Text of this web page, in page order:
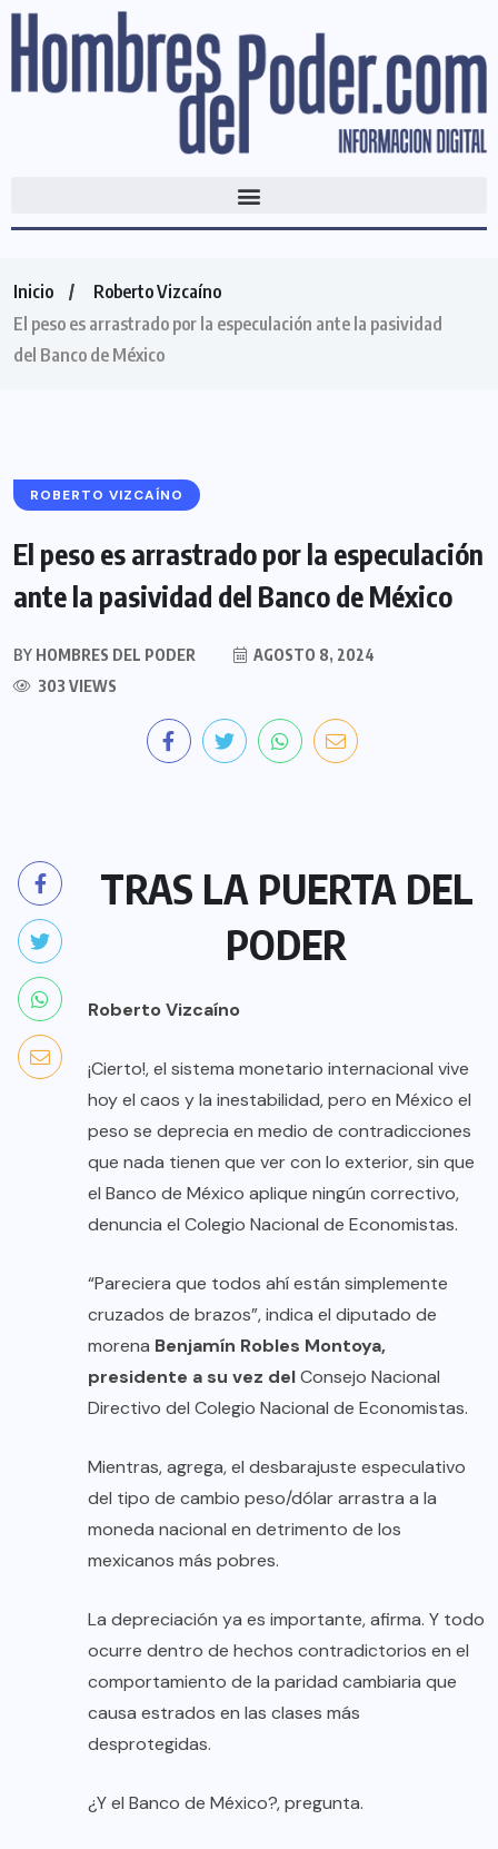
Inicio
Roberto Vizcaíno
El peso es arrastrado por la especulación ante la pasividad
del Banco de México
ROBERTO VIZCAÍNO
El peso es arrastrado por la especulación
ante la pasividad del Banco de México
BY HOMBRES DEL PODER
AGOSTO 8, 2024
303 VIEWS
TRAS LA PUERTA DEL
PODER
Roberto Vizcaíno
¡Cierto!, el sistema monetario internacional vive
hoy el caos y la inestabilidad, pero en México el
peso se deprecia en medio de contradicciones
que nada tienen que ver con lo exterior, sin que
el Banco de México aplique ningún correctivo,
denuncia el Colegio Nacional de Economistas.
“Pareciera que todos ahí están simplemente
cruzados de brazos”, indica el diputado de
morena Benjamín Robles Montoya,
presidente a su vez delConsejo Nacional
Directivo del Colegio Nacional de Economistas.
Mientras, agrega, el desbarajuste especulativo
del tipo de cambio peso/dólar arrastra a la
moneda nacional en detrimento de los
mexicanos más pobres.
La depreciación ya es importante, afirma. Y todo
ocurre dentro de hechos contradictorios en el
comportamiento de la paridad cambiaria que
causa estrados en las clases más
desprotegidas.
¿Y el Banco de México?, pregunta.